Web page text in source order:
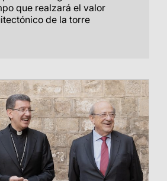
que realzará el valor
de la torre